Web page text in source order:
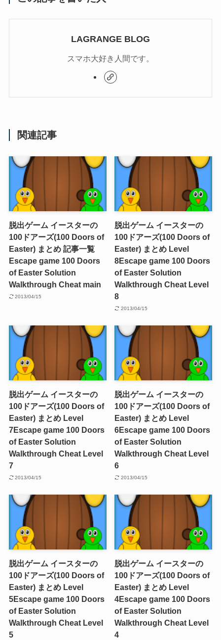
LAGRANGE BLOG
スマホ大好き人間です。
関連記事
脱出ゲーム イースターの
100ドアーズ(100 Doors of
Easter) まとめ 記事一覧
Escape game 100 Doors
of Easter Solution
Walkthrough Cheat main
2013/04/15
脱出ゲーム イースターの
100ドアーズ(100 Doors of
Easter) まとめ Level
8Escape game 100 Doors
of Easter Solution
Walkthrough Cheat Level
8
2013/04/15
脱出ゲーム イースターの
100ドアーズ(100 Doors of
Easter) まとめ Level
7Escape game 100 Doors
of Easter Solution
Walkthrough Cheat Level
7
2013/04/15
脱出ゲーム イースターの
100ドアーズ(100 Doors of
Easter) まとめ Level
6Escape game 100 Doors
of Easter Solution
Walkthrough Cheat Level
6
2013/04/15
脱出ゲーム イースターの
100ドアーズ(100 Doors of
Easter) まとめ Level
5Escape game 100 Doors
of Easter Solution
Walkthrough Cheat Level
5
脱出ゲーム イースターの
100ドアーズ(100 Doors of
Easter) まとめ Level
4Escape game 100 Doors
of Easter Solution
Walkthrough Cheat Level
4